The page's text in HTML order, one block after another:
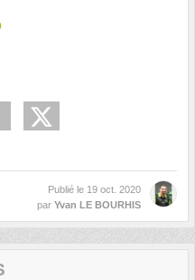
Publié le 19 oct. 2020
par Yvan LE BOURHIS